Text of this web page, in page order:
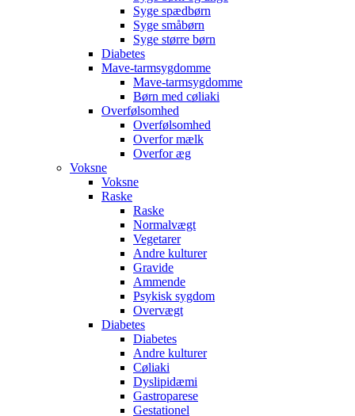
Syge spædbørn
Syge småbørn
Syge større børn
Diabetes
Mave-tarmsygdomme
Mave-tarmsygdomme
Børn med cøliaki
Overfølsomhed
Overfølsomhed
Overfor mælk
Overfor æg
Voksne
Voksne
Raske
Raske
Normalvægt
Vegetarer
Andre kulturer
Gravide
Ammende
Psykisk sygdom
Overvægt
Diabetes
Diabetes
Andre kulturer
Cøliaki
Dyslipidæmi
Gastroparese
Gestationel